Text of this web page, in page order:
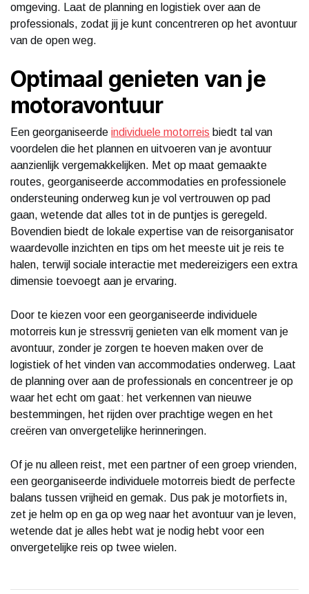
omgeving. Laat de planning en logistiek over aan de
professionals, zodat jij je kunt concentreren op het avontuur
van de open weg.
Optimaal genieten van je
motoravontuur
Een georganiseerde individuele motorreis biedt tal van
voordelen die het plannen en uitvoeren van je avontuur
aanzienlijk vergemakkelijken. Met op maat gemaakte
routes, georganiseerde accommodaties en professionele
ondersteuning onderweg kun je vol vertrouwen op pad
gaan, wetende dat alles tot in de puntjes is geregeld.
Bovendien biedt de lokale expertise van de reisorganisator
waardevolle inzichten en tips om het meeste uit je reis te
halen, terwijl sociale interactie met medereizigers een extra
dimensie toevoegt aan je ervaring.
Door te kiezen voor een georganiseerde individuele
motorreis kun je stressvrij genieten van elk moment van je
avontuur, zonder je zorgen te hoeven maken over de
logistiek of het vinden van accommodaties onderweg. Laat
de planning over aan de professionals en concentreer je op
waar het echt om gaat: het verkennen van nieuwe
bestemmingen, het rijden over prachtige wegen en het
creëren van onvergetelijke herinneringen.
Of je nu alleen reist, met een partner of een groep vrienden,
een georganiseerde individuele motorreis biedt de perfecte
balans tussen vrijheid en gemak. Dus pak je motorfiets in,
zet je helm op en ga op weg naar het avontuur van je leven,
wetende dat je alles hebt wat je nodig hebt voor een
onvergetelijke reis op twee wielen.